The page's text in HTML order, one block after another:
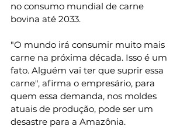
no consumo mundial de carne
bovina até 2033.
"O mundo irá consumir muito mais
carne na próxima década. Isso é um
fato. Alguém vai ter que suprir essa
carne", afirma o empresário, para
quem essa demanda, nos moldes
atuais de produção, pode ser um
desastre para a Amazônia.